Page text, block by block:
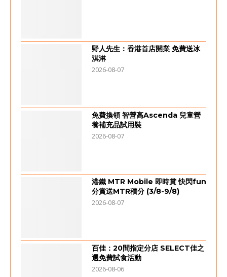
野人先生：香港首店開業 免費送冰
淇淋
2026-08-07
免費換領 智營高Ascenda 兒童營
養補充品試用裝
2026-08-07
港鐵 MTR Mobile 即時賞 快閃fun
分賞送MTR積分 (3/8-9/8)
2026-08-07
百佳：20間指定分店 SELECT佳之
選免費試食活動
2026-08-06